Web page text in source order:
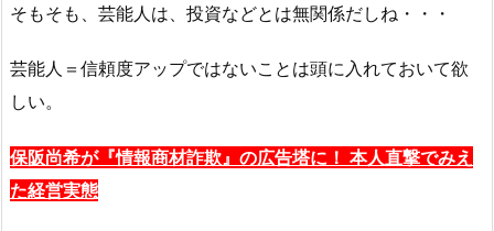
そもそも、芸能人は、投資などとは無関係だしね・・・
芸能人＝信頼度アップではないことは頭に入れておいて欲
しい。
保阪尚希が『情報商材詐欺』の広告塔に！ 本人直撃でみえ
た経営実態